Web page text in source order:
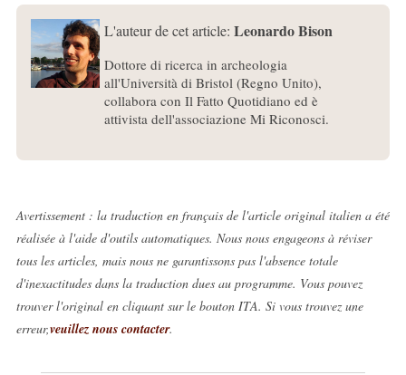
L'auteur de cet article: Leonardo Bison
Dottore di ricerca in archeologia
all'Università di Bristol (Regno Unito),
collabora con Il Fatto Quotidiano ed è
attivista dell'associazione Mi Riconosci.
Avertissement : la traduction en français de l'article original italien a été
réalisée à l'aide d'outils automatiques. Nous nous engageons à réviser
tous les articles, mais nous ne garantissons pas l'absence totale
d'inexactitudes dans la traduction dues au programme. Vous pouvez
trouver l'original en cliquant sur le bouton ITA. Si vous trouvez une
erreur,veuillez nous contacter.